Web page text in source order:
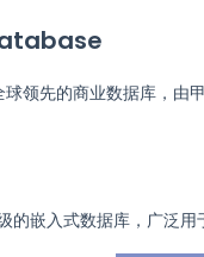
球领先的商业数据库，
的嵌入式数据库，广泛